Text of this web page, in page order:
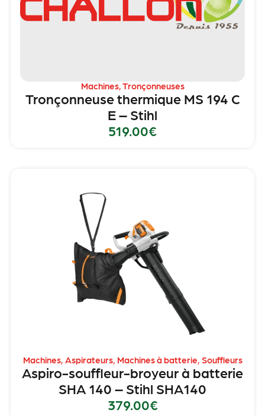
Machines, Tronçonneuses
Tronçonneuse thermique MS 194 C
E – Stihl
519.00€
Machines, Aspirateurs, Machines à batterie Souffleurs
Aspiro-souffleur-broyeur à batterie
SHA 140 – Stihl SHA140
379.00€